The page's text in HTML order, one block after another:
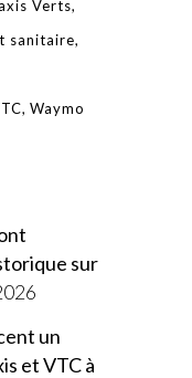
Verts
sanitaire
Waymo
sur
un
et VTC à